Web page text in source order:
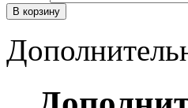
В корзину